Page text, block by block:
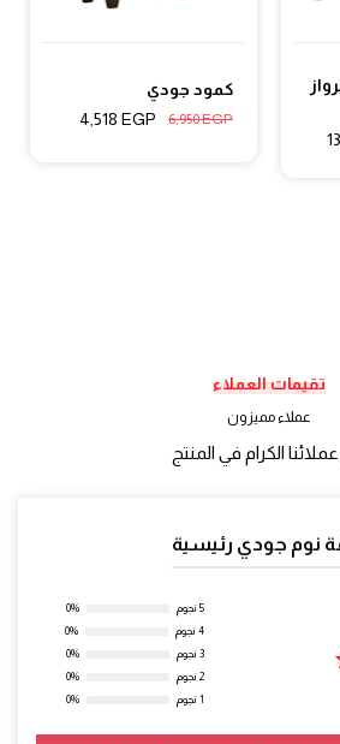
كمود جودي
6,950EGP
4,518 EGP
تقيمات العملاء
عملاء مميزون
الكرام في المنتج
نوم جودي رئيسية
5 نجوم
0%
4 نجوم
0%
3 نجوم
0%
2 نجوم
0%
1 نجوم
0%